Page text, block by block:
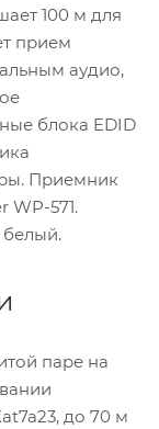
100 м для
прием
аудио,
блока EDID
Приемник
WP-571.
белый.
паре на
до 70 м